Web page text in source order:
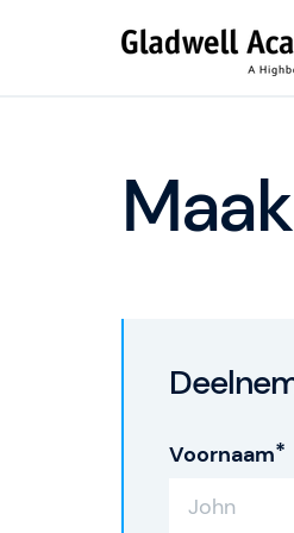
Voornaam